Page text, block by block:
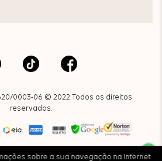
sobre a sua navegação na Internet
0003-06 © 2022 Todos os direitos
reservados.